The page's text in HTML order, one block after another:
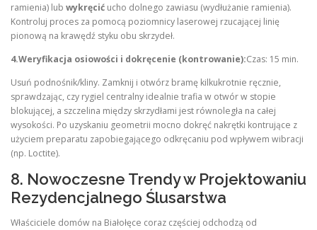
ramienia) lub wykręcić ucho dolnego zawiasu (wydłużanie ramienia).
Kontroluj proces za pomocą poziomnicy laserowej rzucającej linię
pionową na krawędź styku obu skrzydeł.
4.Weryfikacja osiowości i dokręcenie (kontrowanie):Czas: 15 min.
Usuń podnośnik/kliny. Zamknij i otwórz bramę kilkukrotnie ręcznie,
sprawdzając, czy rygiel centralny idealnie trafia w otwór w stopie
blokującej, a szczelina między skrzydłami jest równoległa na całej
wysokości. Po uzyskaniu geometrii mocno dokręć nakrętki kontrujące z
użyciem preparatu zapobiegającego odkręcaniu pod wpływem wibracji
(np. Loctite).
8. Nowoczesne Trendy w Projektowaniu
Rezydencjalnego Ślusarstwa
Właściciele domów na Białołęce coraz częściej odchodzą od